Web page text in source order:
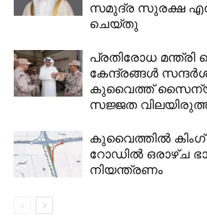
സമുദ്ര സുരക്ഷ
ചെയ്തു
പ്രതിരോധ
കേന്ദ്രങ്ങൾ
കുവൈത്ത്
സജ്ജത
കുവൈത്തിൽ
റോഡിൽ ഒരാഴ്ച
നിയന്ത്രണം